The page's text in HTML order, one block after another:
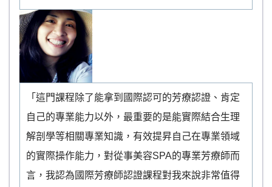
「這門課程除了能拿到國際認可的芳療認證、肯定
自己的專業能力以外，最重要的是能實際結合生理
解剖學等相關專業知識，有效提昇自己在專業領域
的實際操作能力，對從事美容SPA的專業芳療師而
言，我認為國際芳療師認證課程對我來說非常值得